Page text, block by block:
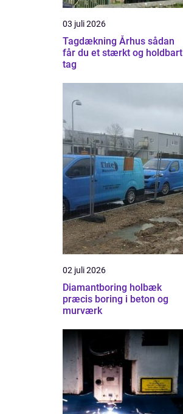
03 juli 2026
Tagdækning Århus sådan
får du et stærkt og holdbart
tag
02 juli 2026
Diamantboring holbæk
præcis boring i beton og
murværk